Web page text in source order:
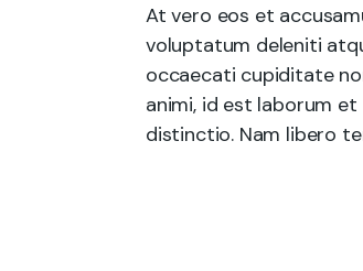
At vero eos et
voluptatum deleniti
occaecati cupiditate
animi, id est laborum
distinctio. Nam libero